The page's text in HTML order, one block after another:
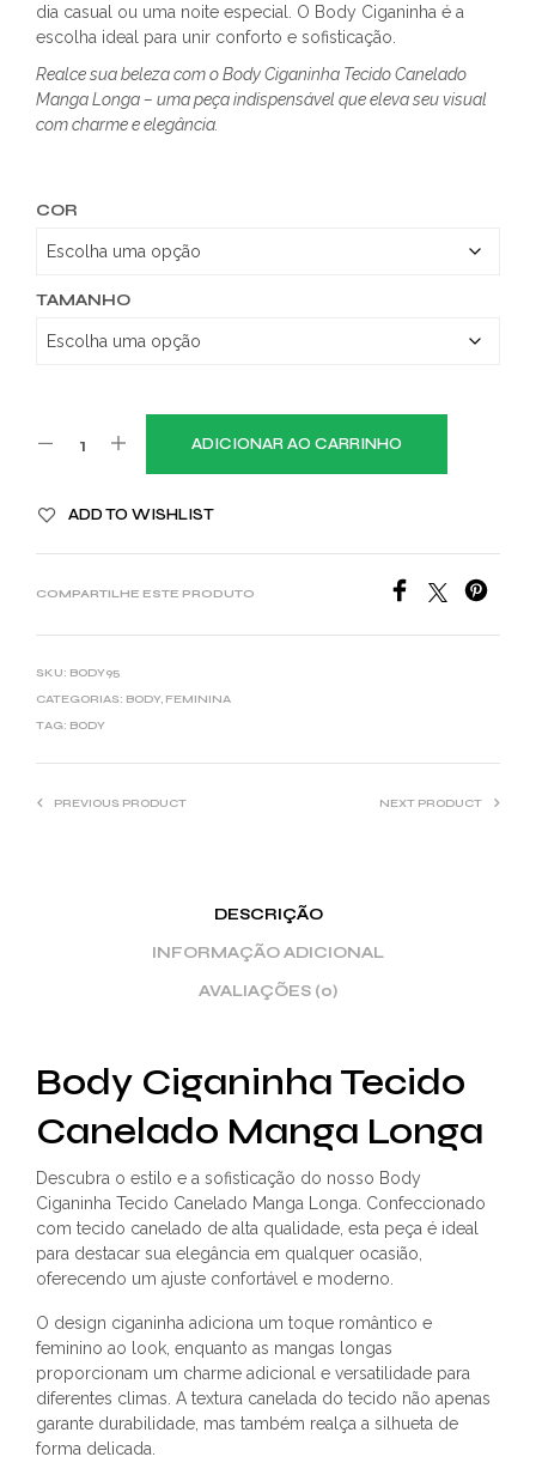
dia casual ou uma noite especial. O Body Ciganinha é a
escolha ideal para unir conforto e sofisticação.
Realce sua beleza com o Body Ciganinha Tecido Canelado
Manga Longa – uma peça indispensável que eleva seu visual
com charme e elegância.
COR
TAMANHO
ADICIONAR AO CARRINHO
ADD TO WISHLIST
COMPARTILHE ESTE PRODUTO
SKU: BODY95
CATEGORIAS: BODY, FEMININA
TAG: BODY
PREVIOUS PRODUCT NEXT PRODUCT
DESCRIÇÃO
INFORMAÇÃO ADICIONAL
AVALIAÇÕES (0)
Body Ciganinha Tecido
Canelado Manga Longa
Descubra o estilo e a sofisticação do nosso Body
Ciganinha Tecido Canelado Manga Longa. Confeccionado
com tecido canelado de alta qualidade, esta peça é ideal
para destacar sua elegância em qualquer ocasião,
oferecendo um ajuste confortável e moderno.
O design ciganinha adiciona um toque romântico e
feminino ao look, enquanto as mangas longas
proporcionam um charme adicional e versatilidade para
diferentes climas. A textura canelada do tecido não apenas
garante durabilidade, mas também realça a silhueta de
forma delicada.